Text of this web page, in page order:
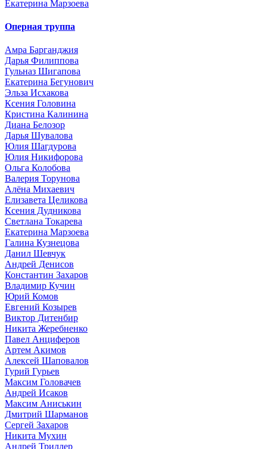
Екатерина Марзоева
Оперная труппа
Амра Барганджия
Дарья Филиппова
Гульназ Шигапова
Екатерина Бегунович
Эльза Исхакова
Ксения Головина
Кристина Калинина
Диана Белозор
Дарья Шувалова
Юлия Шагдурова
Юлия Никифорова
Ольга Колобова
Валерия Торунова
Алёна Михаевич
Елизавета Целикова
Ксения Дудникова
Светлана Токарева
Екатерина Марзоева
Галина Кузнецова
Данил Шевчук
Андрей Денисов
Константин Захаров
Владимир Кучин
Юрий Комов
Евгений Козырев
Виктор Дитенбир
Никита Жеребненко
Павел Анциферов
Артем Акимов
Алексей Шаповалов
Гурий Гурьев
Максим Головачев
Андрей Исаков
Максим Аниськин
Дмитрий Шарманов
Сергей Захаров
Никита Мухин
Андрей Триллер